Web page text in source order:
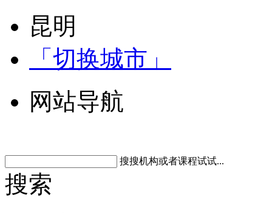
昆明
「切换城市」
网站导航
搜搜机构或者课程试试...
搜索